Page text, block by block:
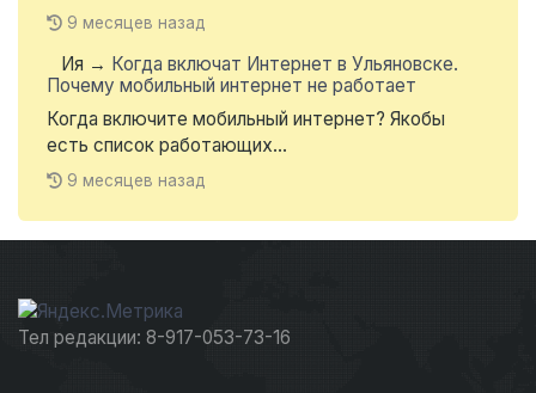
9 месяцев назад
Ия → Когда включат Интернет в Ульяновске.
Почему мобильный интернет не работает
Когда включите мобильный интернет? Якобы
есть список работающих...
9 месяцев назад
Тел редакции: 8-917-053-73-16